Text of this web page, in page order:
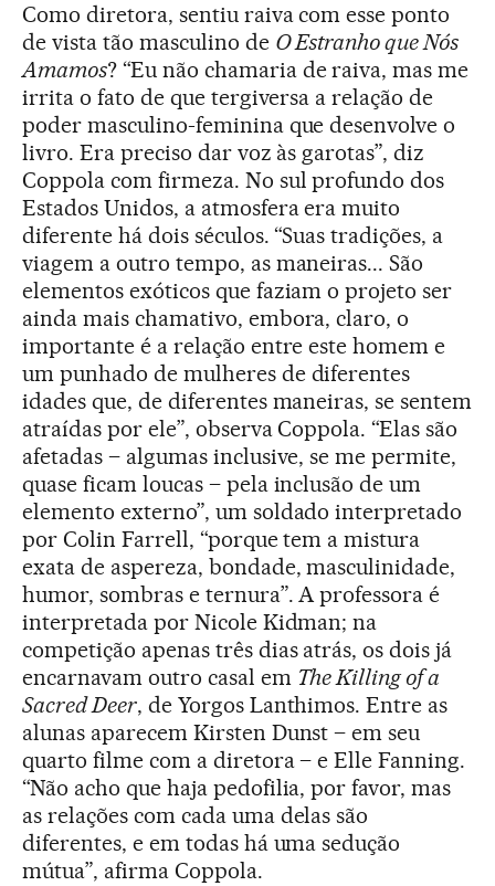
Como diretora, sentiu raiva com esse ponto
de vista tão masculino de O Estranho que Nós
Amamos? “Eu não chamaria de raiva, mas me
irrita o fato de que tergiversa a relação de
poder masculino-feminina que desenvolve o
livro. Era preciso dar voz às garotas”, diz
Coppola com firmeza. No sul profundo dos
Estados Unidos, a atmosfera era muito
diferente há dois séculos. “Suas tradições, a
viagem a outro tempo, as maneiras... São
elementos exóticos que faziam o projeto ser
ainda mais chamativo, embora, claro, o
importante é a relação entre este homem e
um punhado de mulheres de diferentes
idades que, de diferentes maneiras, se sentem
atraídas por ele”, observa Coppola. “Elas são
afetadas – algumas inclusive, se me permite,
quase ficam loucas – pela inclusão de um
elemento externo”, um soldado interpretado
por Colin Farrell, “porque tem a mistura
exata de aspereza, bondade, masculinidade,
humor, sombras e ternura”. A professora é
interpretada por Nicole Kidman; na
competição apenas três dias atrás, os dois já
encarnavam outro casal em The Killing of a
Sacred Deer, de Yorgos Lanthimos. Entre as
alunas aparecem Kirsten Dunst – em seu
quarto filme com a diretora – e Elle Fanning.
“Não acho que haja pedofilia, por favor, mas
as relações com cada uma delas são
diferentes, e em todas há uma sedução
mútua”, afirma Coppola.